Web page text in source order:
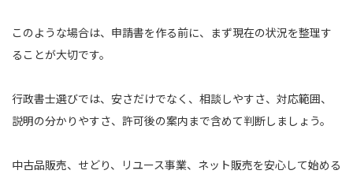
このような場合は、申請書を作る前に、まず現在の状況を整理す
ることが大切です。
行政書士選びでは、安さだけでなく、相談しやすさ、対応範囲、
説明の分かりやすさ、許可後の案内まで含めて判断しましょう。
中古品販売、せどり、リユース事業、ネット販売を安心して始める